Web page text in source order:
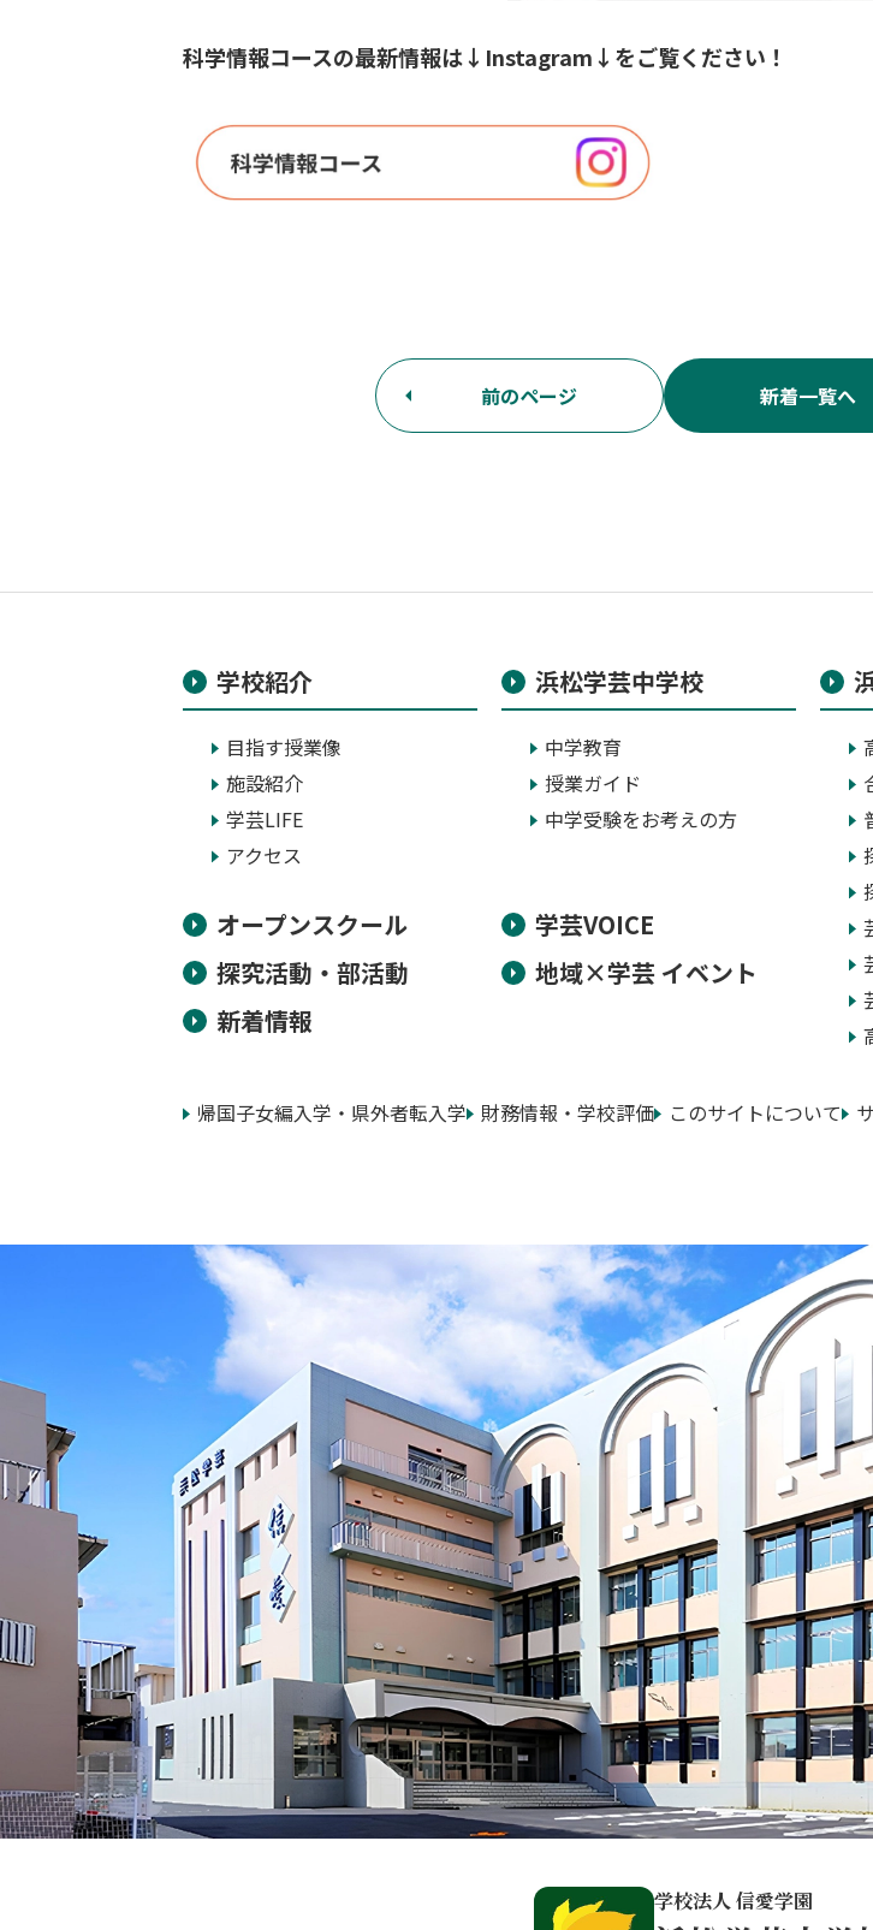
科学情報コースの最新情報は↓Instagram↓をご覧ください！
前のページ 新着一覧へ
学校紹介
目指す授業像
施設紹介
学芸LIFE
アクセス
浜松学芸中学校
中学教育
授業ガイド
中学受験をお考えの方
オープンスクール
探究活動・部活動
新着情報
学芸VOICE
地域×学芸 イベント
帰国子女編入学・県外者転入学 財務情報・学校評価 このサイトについて
学校法人 信愛学園